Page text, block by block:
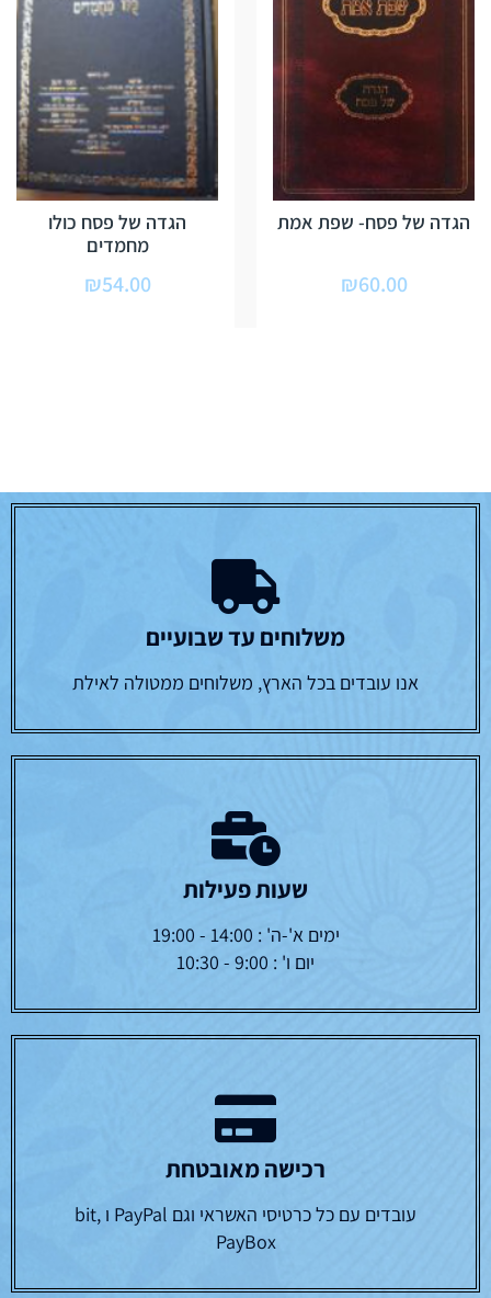
הגדה של פסח- שפת אמת
₪60.00
הגדה של פסח כולו
מחמדים
₪54.00
משלוחים עד שבועיים
אנו עובדים בכל הארץ, משלוחים ממטולה לאילת
שעות פעילות
ימים א'-ה' : 14:00 - 19:00
יום ו' : 9:00 - 10:30
רכישה מאובטחת
עובדים עם כל כרטיסי האשראי וגם PayPal ו bit,
PayBox